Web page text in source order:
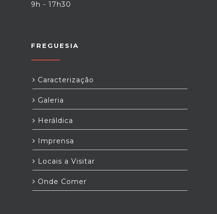
9h - 17h30
FREGUESIA
Caracterização
Galeria
Heráldica
Imprensa
Locais a Visitar
Onde Comer